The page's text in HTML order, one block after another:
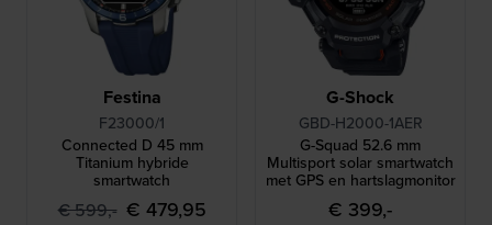
Festina
F23000/1
Connected D 45 mm
Titanium hybride
smartwatch
€ 599,- € 479,95
G-Shock
GBD-H2000-1AER
G-Squad 52.6 mm
Multisport solar smartwatch
met GPS en hartslagmonitor
€ 399,-